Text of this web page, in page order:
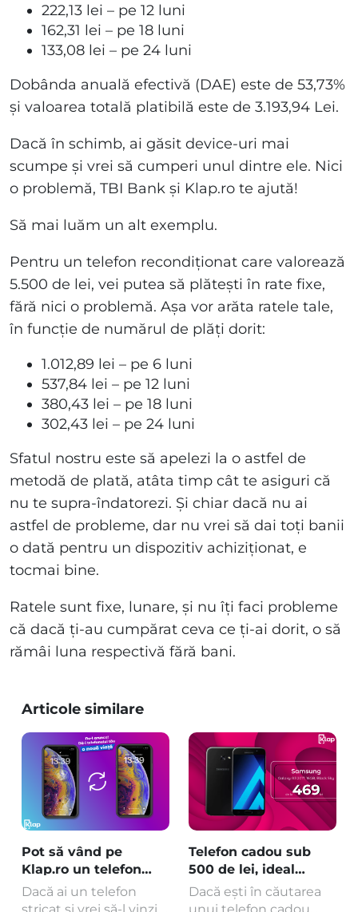
222,13 lei – pe 12 luni
162,31 lei – pe 18 luni
133,08 lei – pe 24 luni
Dobânda anuală efectivă (DAE) este de 53,73%
și valoarea totală platibilă este de 3.193,94 Lei.
Dacă în schimb, ai găsit device-uri mai
scumpe și vrei să cumperi unul dintre ele. Nici
o problemă, TBI Bank și Klap.ro te ajută!
Să mai luăm un alt exemplu.
Pentru un telefon recondiționat care valorează
5.500 de lei, vei putea să plătești în rate fixe,
fără nici o problemă. Așa vor arăta ratele tale,
în funcție de numărul de plăți dorit:
1.012,89 lei – pe 6 luni
537,84 lei – pe 12 luni
380,43 lei – pe 18 luni
302,43 lei – pe 24 luni
Sfatul nostru este să apelezi la o astfel de
metodă de plată, atâta timp cât te asiguri că
nu te supra-îndatorezi. Și chiar dacă nu ai
astfel de probleme, dar nu vrei să dai toți banii
o dată pentru un dispozitiv achiziționat, e
tocmai bine.
Ratele sunt fixe, lunare, și nu îți faci probleme
că dacă ți-au cumpărat ceva ce ți-ai dorit, o să
rămâi luna respectivă fără bani.
Articole similare
Pot să vând pe
Klap.ro un telefon
stricat?
Dacă ai un telefon
Telefon cadou sub
500 de lei, ideal
pentru părinții tăi
Dacă ești în căutarea